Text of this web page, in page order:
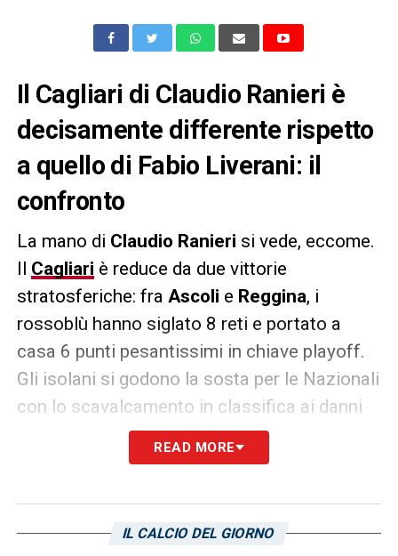
Il Cagliari di Claudio Ranieri è
decisamente differente rispetto
a quello di Fabio Liverani: il
confronto
La mano di Claudio Ranieri si vede, eccome.
Il Cagliari è reduce da due vittorie
stratosferiche: fra Ascoli e Reggina, i
rossoblù hanno siglato 8 reti e portato a
casa 6 punti pesantissimi in chiave playoff.
Gli isolani si godono la sosta per le Nazionali
con lo scavalcamento in classifica ai danni
degli amaranto diFilippo Inzaghi
preparano per la prossima partita contro il
gestione dell’ex tecnico rossoblù
READ MORE
IL CALCIO DEL GIORNO